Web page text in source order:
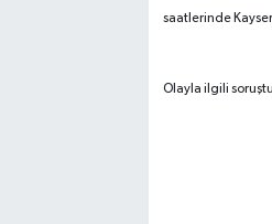
saatlerinde
Olayla ilgili